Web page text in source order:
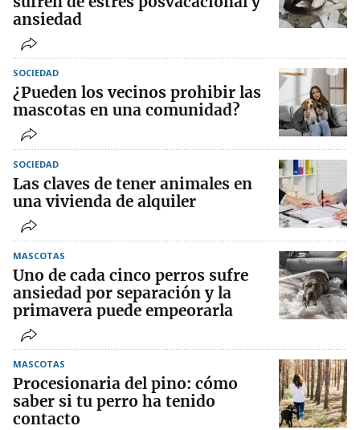
ansiedad
SOCIEDAD
¿Pueden los vecinos prohibir las
mascotas en una comunidad?
SOCIEDAD
Las claves de tener animales en
una vivienda de alquiler
MASCOTAS
Uno de cada cinco perros sufre
ansiedad por separación y la
primavera puede empeorarla
MASCOTAS
Procesionaria del pino: cómo
saber si tu perro ha tenido
contacto